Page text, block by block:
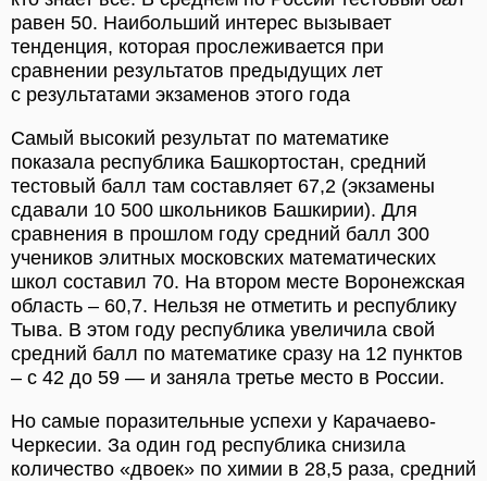
равен 50. Наибольший интерес вызывает
тенденция, которая прослеживается при
сравнении результатов предыдущих лет
с результатами экзаменов этого года
Самый высокий результат по математике
показала республика Башкортостан, средний
тестовый балл там составляет 67,2 (экзамены
сдавали 10 500 школьников Башкирии). Для
сравнения в прошлом году средний балл 300
учеников элитных московских математических
школ составил 70. На втором месте Воронежская
область – 60,7. Нельзя не отметить и республику
Тыва. В этом году республика увеличила свой
средний балл по математике сразу на 12 пунктов
– с 42 до 59 — и заняла третье место в России.
Но самые поразительные успехи у Карачаево-
Черкесии. За один год республика снизила
количество «двоек» по химии в 28,5 раза, средний